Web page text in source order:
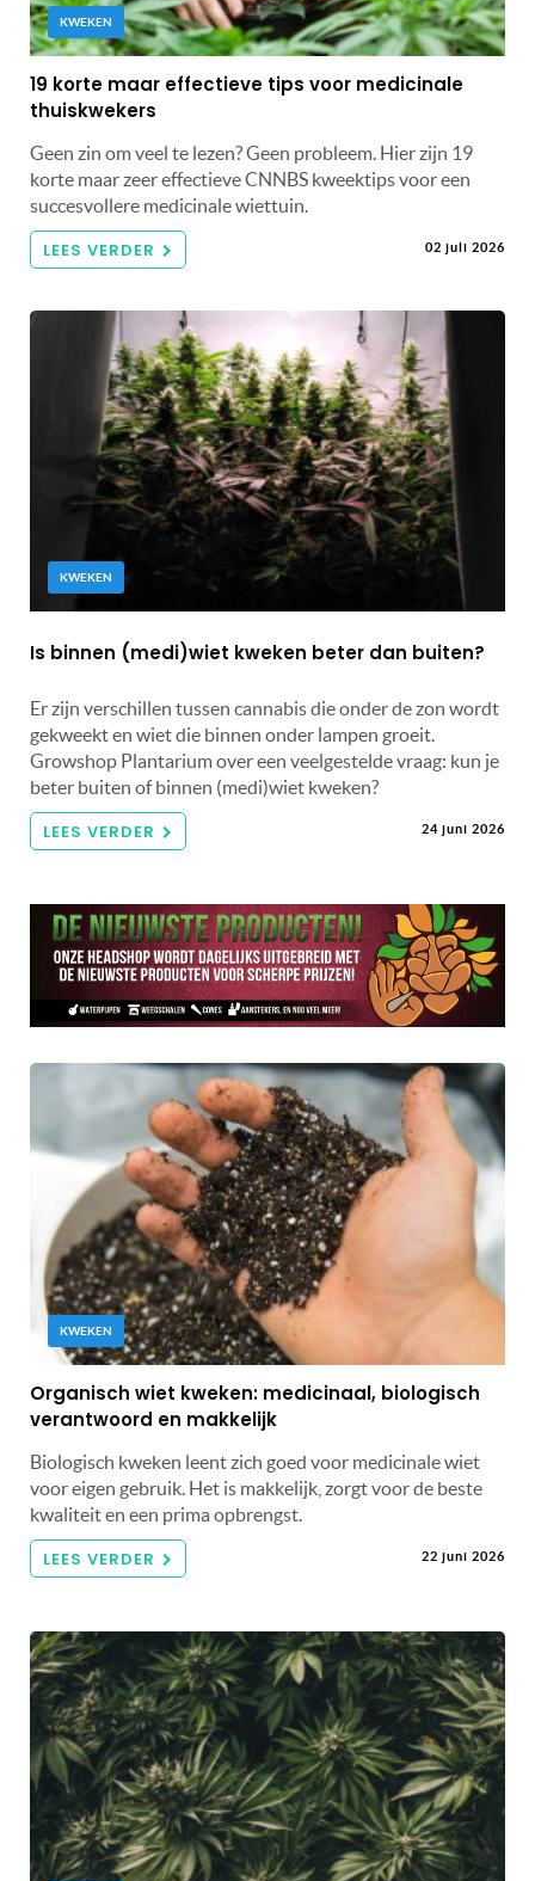
KWEKEN
19 korte maar effectieve tips voor medicinale
thuiskwekers
Geen zin om veel te lezen? Geen probleem. Hier zijn 19
korte maar zeer effectieve CNNBS kweektips voor een
succesvollere medicinale wiettuin.
LEES VERDER 02 juli 2026
KWEKEN
Is binnen (medi)wiet kweken beter dan buiten?
Er zijn verschillen tussen cannabis die onder de zon wordt
gekweekt en wiet die binnen onder lampen groeit.
Growshop Plantarium over een veelgestelde vraag: kun je
beter buiten of binnen (medi)wiet kweken?
LEES VERDER 24 juni 2026
KWEKEN
Organisch wiet kweken: medicinaal, biologisch
verantwoord en makkelijk
Biologisch kweken leent zich goed voor medicinale wiet
voor eigen gebruik. Het is makkelijk, zorgt voor de beste
kwaliteit en een prima opbrengst.
LEES VERDER 22 juni 2026